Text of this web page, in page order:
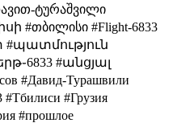
ტურაშვილი
#თბილისი #Flight-6833
#անցյալ
#Давид-Турашвили
#Тбилиси #Грузия
#прошлое